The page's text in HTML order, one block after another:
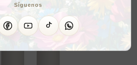
Síguenos